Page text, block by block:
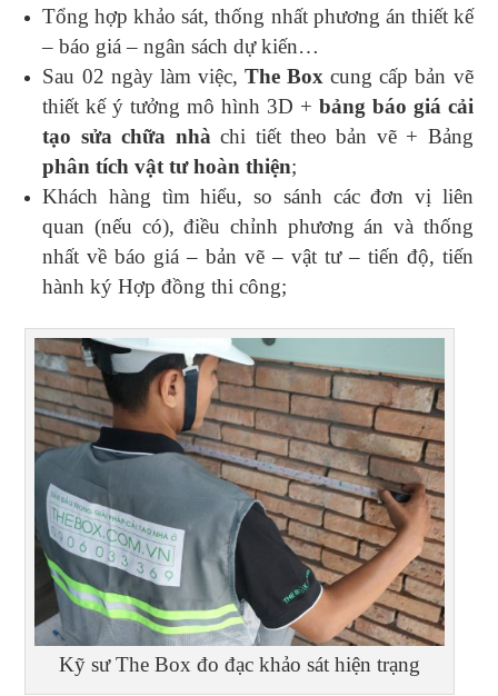
Tổng hợp khảo sát, thống nhất phương án thiết kế
– báo giá – ngân sách dự kiến…
Sau 02 ngày làm việc, The Box cung cấp bản vẽ
thiết kế ý tưởng mô hình 3D + bảng báo giá cải
tạo sửa chữa nhàchi tiết theo bản vẽ + Bảng
phân tích vật tư hoàn thiện;
Khách hàng tìm hiểu, so sánh các đơn vị liên
quan (nếu có), điều chỉnh phương án và thống
nhất về báo giá – bản vẽ – vật tư – tiến độ, tiến
hành ký Hợp đồng thi công;
Kỹ sư The Box đo đạc khảo sát hiện trạng